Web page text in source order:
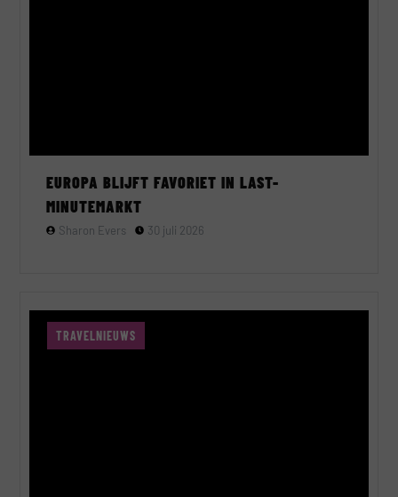
EUROPA BLIJFT FAVORIET IN LAST-
MINUTEMARKT
Sharon Evers 30 juli 2026
TRAVELNIEUWS